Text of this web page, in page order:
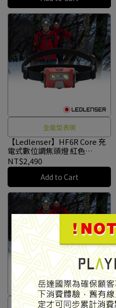
全能型表現
【Ledlenser】HF6R Core 充
電式數位調焦頭燈 紅色
#502967
NT$2,490
Add to Cart